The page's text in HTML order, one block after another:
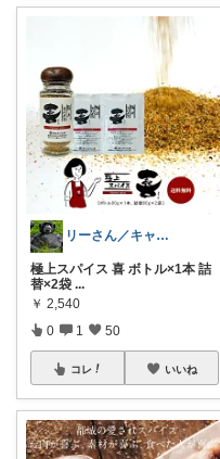
リーさん／キャンプに徹する‼️
極上スパイス 喜 ボトル×1本 詰
替×2袋 ...
￥ 2,540
0 1 50
コレ いいね